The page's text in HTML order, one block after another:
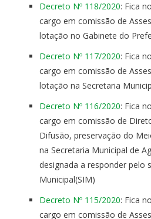
Decreto Nº 118/2020: Fica
cargo em comissão de
lotação no Gabinete do
Decreto Nº 117/2020: Fica
cargo em comissão de
lotação na Secretaria
Decreto Nº 116/2020: Fica
cargo em comissão de
Difusão, preservação do
na Secretaria Municipal de
designada a responder pelo
Municipal(SIM)
Decreto Nº 115/2020: Fica
cargo em comissão de